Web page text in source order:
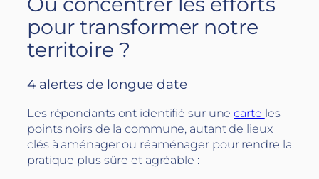
pour transformer notre
territoire ?
4 alertes de longue date
Les répondants ont identifié sur unecarte les
points noirs de la commune, autant de lieux
clés à aménager ou réaménager pour rendre la
pratique plus sûre et agréable :